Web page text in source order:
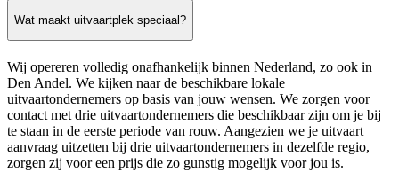
Wat maakt uitvaartplek speciaal?
Wij opereren volledig onafhankelijk binnen Nederland, zo ook in
Den Andel. We kijken naar de beschikbare lokale
uitvaartondernemers op basis van jouw wensen. We zorgen voor
contact met drie uitvaartondernemers die beschikbaar zijn om je bij
te staan in de eerste periode van rouw. Aangezien we je uitvaart
aanvraag uitzetten bij drie uitvaartondernemers in dezelfde regio,
zorgen zij voor een prijs die zo gunstig mogelijk voor jou is.